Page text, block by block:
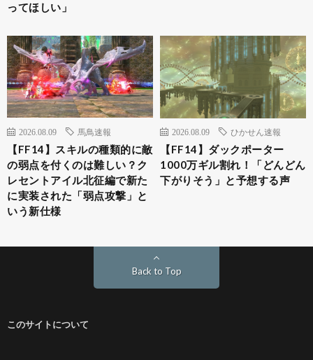
ってほしい」
2026.08.09 馬鳥速報
【FF14】スキルの種類的に敵
の弱点を付くのは難しい？ク
レセントアイル北征編で新た
に実装された「弱点攻撃」と
いう新仕様
2026.08.09 ひかせん速報
【FF14】ダックポーター
1000万ギル割れ！「どんどん
下がりそう」と予想する声
Back to Top
このサイトについて